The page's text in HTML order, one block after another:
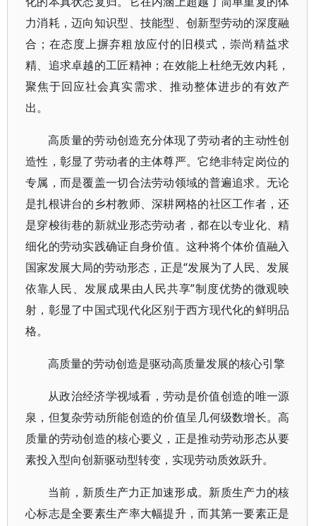
力消耗，迈向知识型、技能型、创新型劳动的深度融
合；在态度上摒弃粗放应付的旧模式，崇尚精益求
精、追求卓越的工匠精神；在效能上杜绝无效内耗，
聚焦于回应社会真实需求、推动整体进步的有效产
出。
高质量的劳动创造充分体现了劳动者的主动性创
造性，彰显了劳动者的主体尊严。它绝非特定岗位的
专属，而是覆盖一切合法劳动领域的普遍追求。无论
是扎根讲台的乡村教师、深耕网格的社区工作者，还
是穿梭街巷的新就业形态劳动者，都在以专业化、精
细化的劳动实践确证自身价值。这种将个体价值融入
国家发展大局的劳动形态，正是“发展为了人民、发展
依靠人民、发展成果由人民共享”制度优势的微观映
射，彰显了中国式现代化区别于西方现代化的鲜明品
格。
高质量的劳动创造是驱动高质量发展的核心引擎
从政治经济学视域看，劳动是价值创造的唯一源
泉，但复杂劳动所能创造的价值呈几何级数增长。高
质量的劳动创造的核心要义，正是推动劳动形态从要
素投入型向创新驱动型转变，实现劳动质效跃升。
当前，新质生产力正加速形成。新质生产力的核
心标志是全要素生产率大幅提升，而其第一要素正是